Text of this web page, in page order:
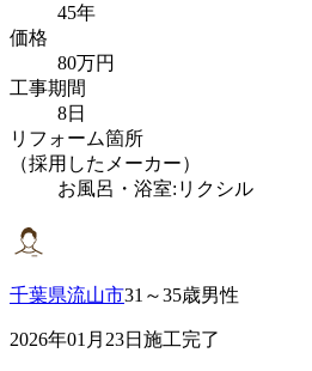
45年
価格
80万円
工事期間
8日
リフォーム箇所
（採用したメーカー）
お風呂・浴室:リクシル
千葉県流山市31～35歳男性
2026年01月23日施工完了